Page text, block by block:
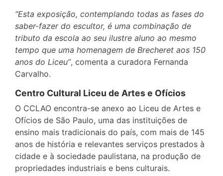
“Esta exposição, contemplando todas as fases do
saber-fazer do escultor, é uma combinação de
tributo da escola ao seu ilustre aluno ao mesmo
tempo que uma homenagem de Brecheret aos 150
anos do Liceu”, comenta a curadora Fernanda
Carvalho.
Centro Cultural Liceu de Artes e Ofícios
O CCLAO encontra-se anexo ao Liceu de Artes e
Ofícios de São Paulo, uma das instituições de
ensino mais tradicionais do país, com mais de 145
anos de história e relevantes serviços prestados à
cidade e à sociedade paulistana, na produção de
propriedades industriais e bens culturais.